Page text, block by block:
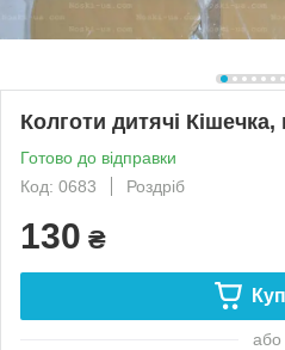
Колготи дитячі
Готово до відправки
Код: 0683
Роздріб
130 ₴
або